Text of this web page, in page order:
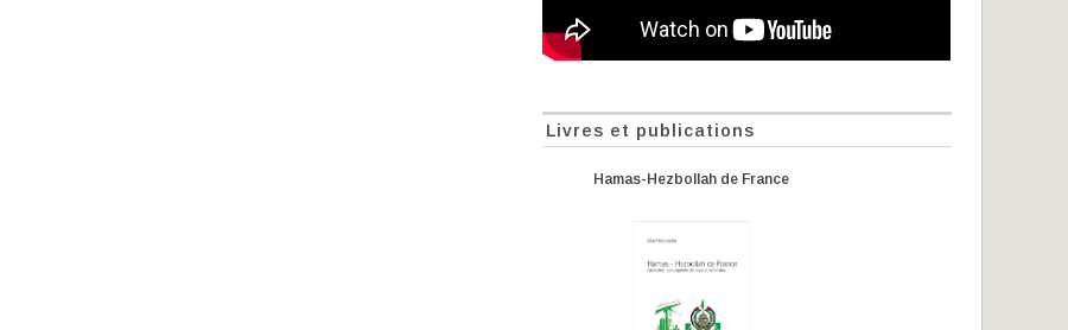
Livres et publications
Hamas-Hezbollah de France